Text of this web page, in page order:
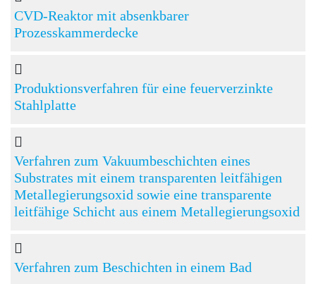
CVD-Reaktor mit absenkbarer
Prozesskammerdecke
Produktionsverfahren für eine feuerverzinkte
Stahlplatte
Verfahren zum Vakuumbeschichten eines
Substrates mit einem transparenten leitfähigen
Metallegierungsoxid sowie eine transparente
leitfähige Schicht aus einem Metallegierungsoxid
Verfahren zum Beschichten in einem Bad